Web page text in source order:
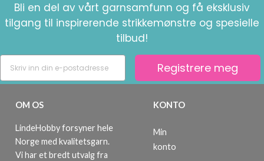
Bli en del av vårt garnsamfunn og få eksklusiv
tilgang til inspirerende strikkemønstre og spesielle
tilbud!
Registrere meg
OM OS
LindeHobby forsyner hele
Norge med kvalitetsgarn.
Vi har et bredt utvalg fra
KONTO
Min
konto